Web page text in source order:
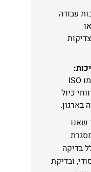
עבודה
מערכות ניהול איכות (כמו ISO
כיול
בארגון.
שאנו
בדיקה
ובדיקת